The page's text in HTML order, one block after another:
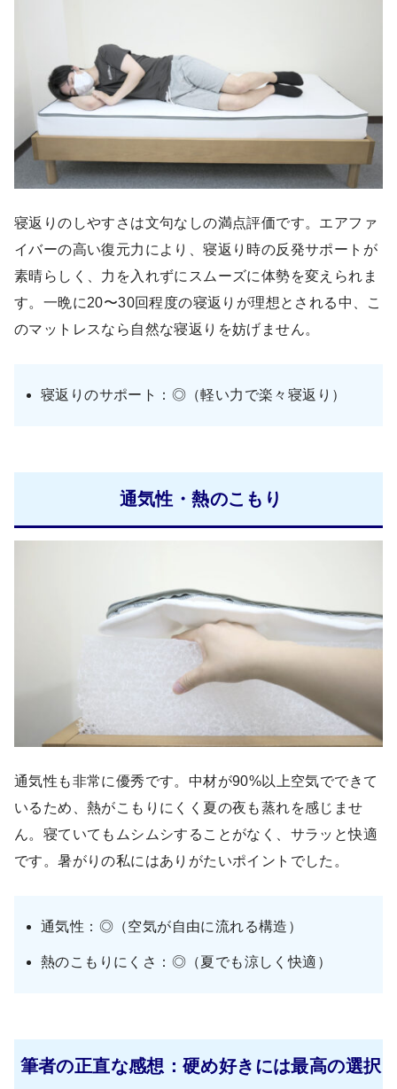
寝返りのしやすさは文句なしの満点評価です。エアファ
イバーの高い復元力により、寝返り時の反発サポートが
素晴らしく、力を入れずにスムーズに体勢を変えられま
す。一晩に20〜30回程度の寝返りが理想とされる中、こ
のマットレスなら自然な寝返りを妨げません。
寝返りのサポート：◎（軽い力で楽々寝返り）
通気性・熱のこもり
通気性も非常に優秀です。中材が90%以上空気でできて
いるため、熱がこもりにくく夏の夜も蒸れを感じませ
ん。寝ていてもムシムシすることがなく、サラッと快適
です。暑がりの私にはありがたいポイントでした。
通気性：◎（空気が自由に流れる構造）
熱のこもりにくさ：◎（夏でも涼しく快適）
筆者の正直な感想：硬め好きには最高の選択